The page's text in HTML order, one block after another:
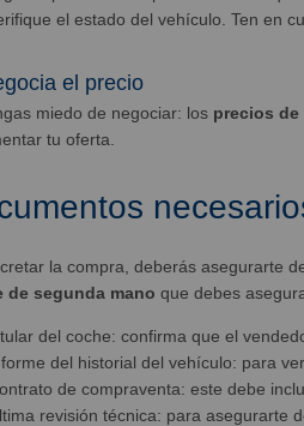
el estado del vehículo. Ten en
el precio
miedo de negociar: los precios
tu oferta.
la compra, deberás asegurarte
de segunda mano que debes
del coche: confirma que el
del historial del vehículo: para
de compraventa: este debe
revisión técnica: para asegurarte